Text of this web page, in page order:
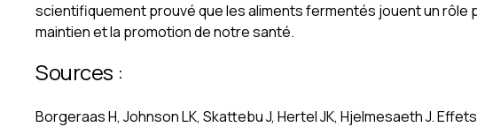
scientifiquement prouvé que les aliments fermentés jouent un rôle
maintien et la promotion de notre santé.
Sources :
Borgeraas H, Johnson LK, Skattebu J, Hertel JK, Hjelmesaeth J.